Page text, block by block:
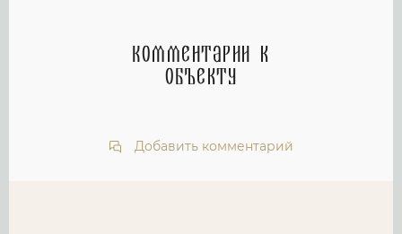
Комментарии к
объекту
Добавить комментарий